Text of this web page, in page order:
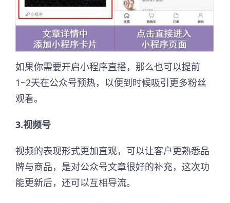
如果你需要开启小程序直播，那么也可以提前
1~2天在公众号预热，以便到时候吸引更多粉丝
观看。
3.视频号
视频的表现形式更加直观，可以让客户更熟悉品
牌与商品，是对公众号文章很好的补充，这次功
能更新后，还可以互相导流。